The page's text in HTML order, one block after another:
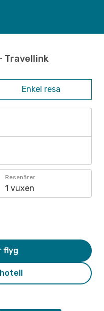
Travellink
Enkel resa
Resenärer
1 vuxen
flyg